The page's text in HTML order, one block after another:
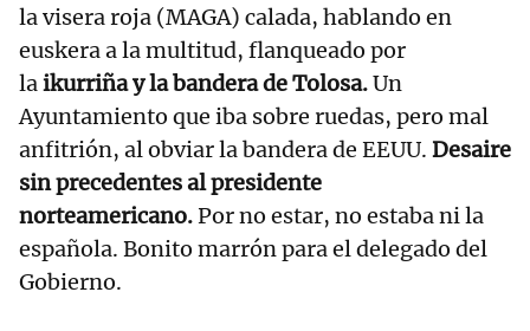
la visera roja (MAGA) calada, hablando en
euskera a la multitud, flanqueado por
laikurriña y la bandera de Tolosa.Un
Ayuntamiento que iba sobre ruedas, pero mal
anfitrión, al obviar la bandera de EEUU. Desaire
sin precedentes al presidente
norteamericano.Por no estar, no estaba ni la
española. Bonito marrón para el delegado del
Gobierno.